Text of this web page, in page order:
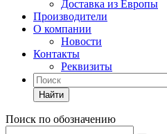
Доставка из Европы
Производители
О компании
Новости
Контакты
Реквизиты
Найти
Поиск по обозначению